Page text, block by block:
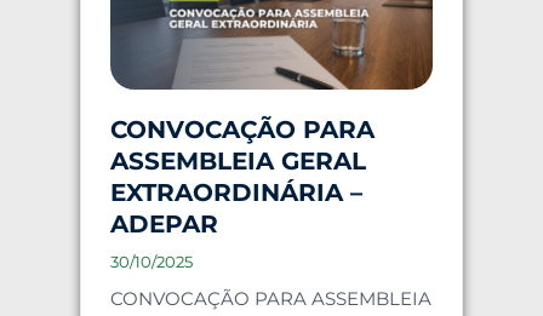
CONVOCAÇÃO PARA
ASSEMBLEIA GERAL
EXTRAORDINÁRIA –
ADEPAR
30/10/2025
CONVOCAÇÃO PARA ASSEMBLEIA